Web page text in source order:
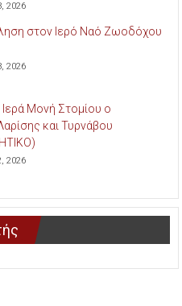
2026
στον Ιερό Ναό Ζωοδόχου
2026
Μονή Στομίου ο
και Τυρνάβου
2026